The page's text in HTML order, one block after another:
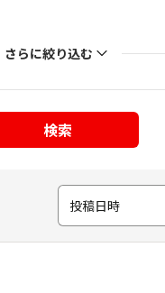
さらに絞り込む
検索
投稿日時